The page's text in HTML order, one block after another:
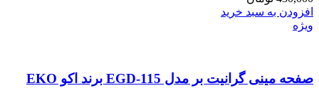
افزودن به سبد خرید
ویژه
صفحه مینی گرانیت بر مدل EGD-115 برند اکو EKO